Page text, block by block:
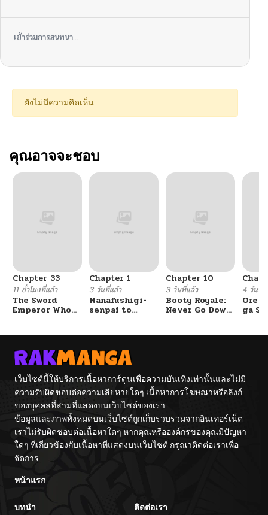
เข้าร่วมการสนทนา...
ยังไม่มีความคิดเห็น
คุณอาจจะชอบ
Chapter 33
11 ชั่วโมงที่แล้ว
The Sword
Emperor Who
จักรพรรดิเทพดาบ
ผงาดเหนือชาติภพ
Chapter 1
3 วันที่แล้ว
Nanafushigi-
senpai to
Chapter 10
3 วันที่แล้ว
Booty Royale:
Never Go Down
4 วันที่
Ore
ga
Tag
เว็บไซต์นี้ให้บริการเนื้อหาการ์ตูนเพื่อความบันเทิงเท่านั้นและไม่มี
ความรับผิดชอบต่อความเสียหายใดๆ เนื้อหาการโฆษณาหรือลิงก์
ของบุคคลที่สามที่แสดงบนเว็บไซต์ของเรา
ข้อมูลและภาพทั้งหมดบนเว็บไซต์ถูกเก็บรวบรวมจากอินเทอร์เน็ต
เราไม่รับผิดชอบต่อเนื้อหาใดๆ หากคุณหรือองค์กรของคุณมีปัญหา
ใดๆ ที่เกี่ยวข้องกับเนื้อหาที่แสดงบนเว็บไซต์ กรุณาติดต่อเราเพื่อ
จัดการ
หน้าแรก
บทนำ ติดต่อเรา